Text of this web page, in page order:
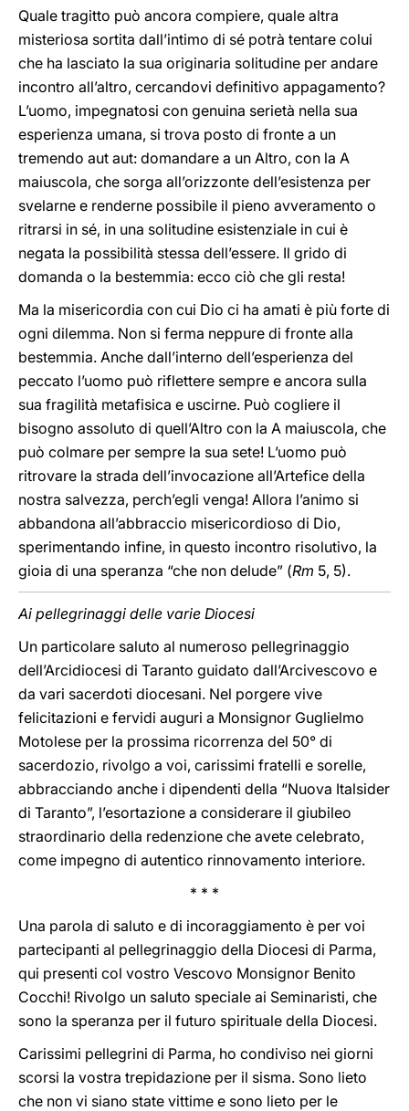
Quale tragitto può ancora compiere, quale altra
misteriosa sortita dall’intimo di sé potrà tentare colui
che ha lasciato la sua originaria solitudine per andare
incontro all’altro, cercandovi definitivo appagamento?
L’uomo, impegnatosi con genuina serietà nella sua
esperienza umana, si trova posto di fronte a un
tremendo aut aut: domandare a un Altro, con la A
maiuscola, che sorga all’orizzonte dell’esistenza per
svelarne e renderne possibile il pieno avveramento o
ritrarsi in sé, in una solitudine esistenziale in cui è
negata la possibilità stessa dell’essere. Il grido di
domanda o la bestemmia: ecco ciò che gli resta!
Ma la misericordia con cui Dio ci ha amati è più forte di
ogni dilemma. Non si ferma neppure di fronte alla
bestemmia. Anche dall’interno dell’esperienza del
peccato l’uomo può riflettere sempre e ancora sulla
sua fragilità metafisica e uscirne. Può cogliere il
bisogno assoluto di quell’Altro con la A maiuscola, che
può colmare per sempre la sua sete! L’uomo può
ritrovare la strada dell’invocazione all’Artefice della
nostra salvezza, perch’egli venga! Allora l’animo si
abbandona all’abbraccio misericordioso di Dio,
sperimentando infine, in questo incontro risolutivo, la
gioia di una speranza “che non delude” (Rm 5, 5).
Ai pellegrinaggi delle varie Diocesi
Un particolare saluto al numeroso pellegrinaggio
dell’Arcidiocesi di Taranto guidato dall’Arcivescovo e
da vari sacerdoti diocesani. Nel porgere vive
felicitazioni e fervidi auguri a Monsignor Guglielmo
Motolese per la prossima ricorrenza del 50° di
sacerdozio, rivolgo a voi, carissimi fratelli e sorelle,
abbracciando anche i dipendenti della “Nuova Italsider
di Taranto”, l’esortazione a considerare il giubileo
straordinario della redenzione che avete celebrato,
come impegno di autentico rinnovamento interiore.
* * *
Una parola di saluto e di incoraggiamento è per voi
partecipanti al pellegrinaggio della Diocesi di Parma,
qui presenti col vostro Vescovo Monsignor Benito
Cocchi! Rivolgo un saluto speciale ai Seminaristi, che
sono la speranza per il futuro spirituale della Diocesi.
Carissimi pellegrini di Parma, ho condiviso nei giorni
scorsi la vostra trepidazione per il sisma. Sono lieto
che non vi siano state vittime e sono lieto per le